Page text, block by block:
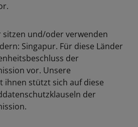
sitzen und/oder verwenden
Singapur. Für diese Länder
der
vor. Unsere
ihnen stützt sich auf diese
der